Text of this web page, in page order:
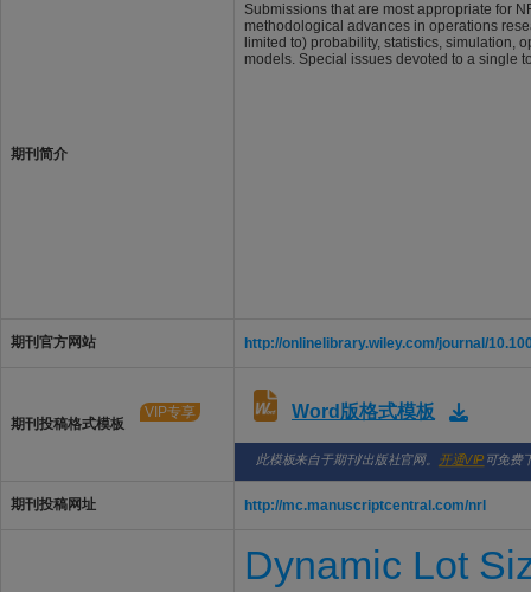
期刊简介
Submissions that are most appropriate for
methodological advances in operations
limited to) probability, statistics, simulation,
models. Special issues devoted to a single
期刊官方网站 http://onlinelibrary.wiley.com/journal/
期刊投稿格式模板
VIP专享 Word版格式模板
此模板来自于期刊/出版社官网。 开通VIP 可免费
期刊投稿网址 http://mc.manuscriptcentral.com/nrl
Dynamic Lot